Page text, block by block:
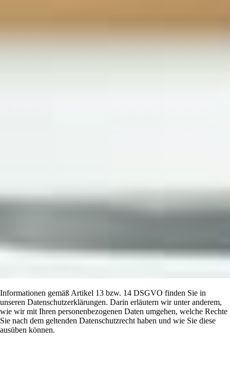
Informationen gemäß Artikel 13 bzw. 14 DSGVO finden Sie in
unseren Datenschutzerklärungen. Darin erläutern wir unter anderem,
wie wir mit Ihren personenbezogenen Daten umgehen, welche Rechte
Sie nach dem geltenden Datenschutzrecht haben und wie Sie diese
ausüben können.